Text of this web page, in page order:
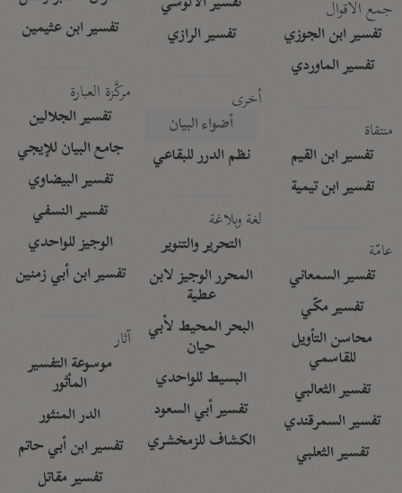
جمع الأقوال
تفسير ابن الجوزي
تفسير الماوردي
منتقاة
تفسير ابن القيم
تفسير ابن تيمية
عامّة
تفسير السمعاني
تفسير مكّي
محاسن التأويل
للقاسمي
تفسير الثعالبي
تفسير السمرقندي
تفسير الثعلبي
تفسير الرازي
أخرى
أضواء البيان
نظم الدرر للبقاعي
لغة وبلاغة
التحرير والتنوير
المحرر الوجيز لابن
عطية
البحر المحيط لأبي
حيان
البسيط للواحدي
تفسير أبي السعود
الكشاف للزمخشري
تفسير ابن عثيمين
مركَّزة العبارة
تفسير الجلالين
جامع البيان للإيجي
تفسير البيضاوي
تفسير النسفي
الوجيز للواحدي
تفسير ابن أبي زمنين
آثار
موسوعة التفسير
المأثور
الدر المنثور
تفسير ابن أبي حاتم
تفسير مقاتل